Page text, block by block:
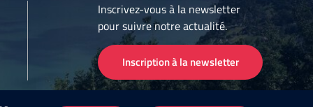
Inscrivez-vous à la newsletter
pour suivre notre actualité.
Inscription à la newsletter